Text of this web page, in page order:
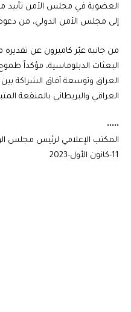
العضوية في مجلس الأمن تأييد ما
إلى مجلس الأمن الدولي، من دعوة
من جانبه عبّر كاميرون عن تقديره
البعثات الدبلوماسية، مؤكداً
العراق وتوسعة آفاق الشراكة
العراقي والبريطاني بالمنفعة
•••••
المكتب الإعلامي لرئيس مجلس
11-كانون الأول-2023